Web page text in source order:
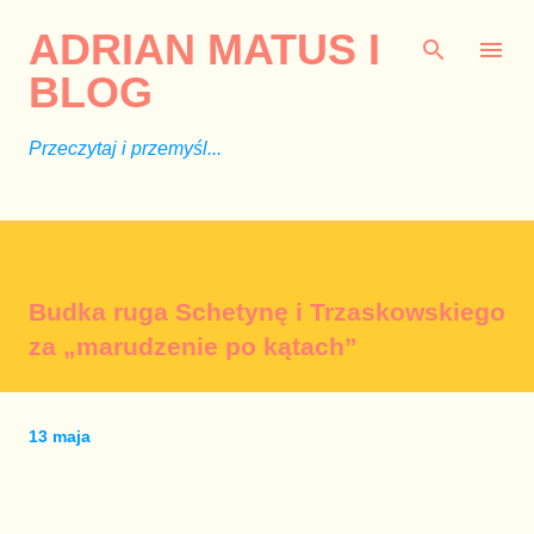
ADRIAN MATUS I
BLOG
Przeczytaj i przemyśl...
Budka ruga Schetynę i Trzaskowskiego
za „marudzenie po kątach”
13 maja